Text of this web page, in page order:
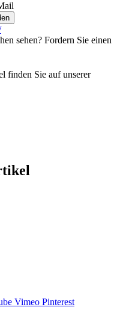
sehen? Fordern Sie einen
finden Sie auf unserer
Vimeo Pinterest